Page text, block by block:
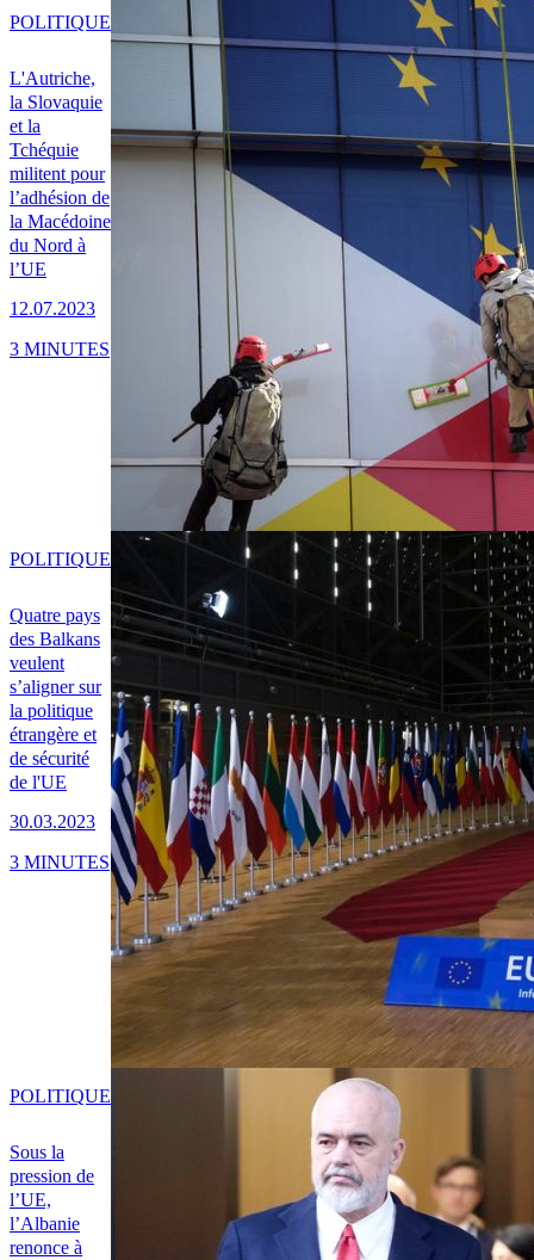
L'Autriche,
la Slovaquie
et la
Tchéquie
militent pour
l’adhésion de
la Macédoine
du Nord à
l’UE
12.07.2023
POLITIQUE
3 MINUTES
Quatre pays
des Balkans
veulent
s’aligner sur
la politique
étrangère et
de sécurité
de l'UE
30.03.2023
POLITIQUE
3 MINUTES
Sous la
pression de
l’UE,
l’Albanie
renonce à
POLITIQUE